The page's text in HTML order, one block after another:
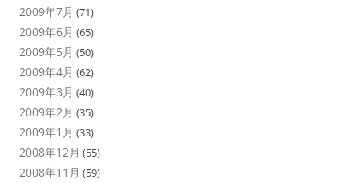
2009年7月 (71)
2009年6月 (65)
2009年5月 (50)
2009年4月 (62)
2009年3月 (40)
2009年2月 (35)
2009年1月 (33)
2008年12月 (55)
2008年11月 (59)